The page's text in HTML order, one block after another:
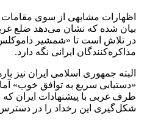
اظهارات مشابهی از سوی مقامات
بیان شده که نشان می‌دهد ضلع
در تلاش است تا «شمشیر داموکلس
مذاکره‌کنندگان ایرانی نگه دارد.
البته جمهوری اسلامی ایران نیز
«دستیابی سریع به توافق خوب»
طرف غربی با پیشنهادات ایران که
شکل‌گیری این رخداد را در